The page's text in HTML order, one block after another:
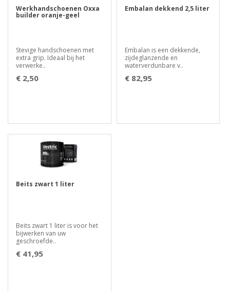
Werkhandschoenen Oxxa
builder oranje-geel
Stevige handschoenen met
extra grip. Ideaal bij het
verwerke..
€ 2,50
Embalan dekkend 2,5 liter
Embalan is een dekkende,
zijdeglanzende en
waterverdunbare v..
€ 82,95
Beits zwart 1 liter
Beits zwart 1 liter is voor het
bijwerken van uw
geschroefde..
€ 41,95